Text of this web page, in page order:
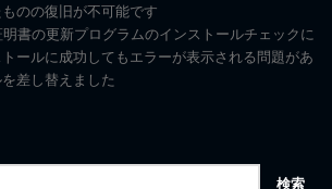
のの復旧が不可能です
書の更新プログラムのインストールチェックに
ールに成功してもエラーが表示される問題があ
差し替えました